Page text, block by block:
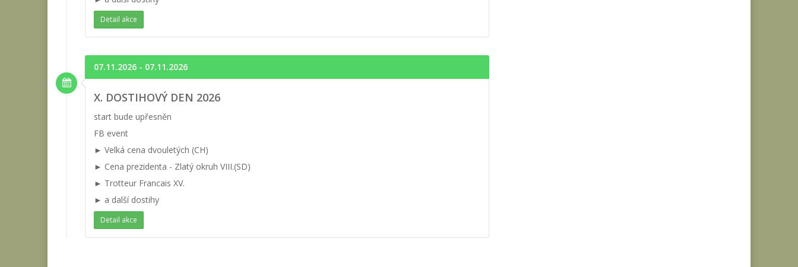
Detail akce
07.11.2026 - 07.11.2026
X. DOSTIHOVÝ DEN 2026
start bude upřesněn
FB event
► Velká cena dvouletých (CH)
► Cena prezidenta - Zlatý okruh VIII.(SD)
► Trotteur Francais XV.
► a další dostihy
Detail akce